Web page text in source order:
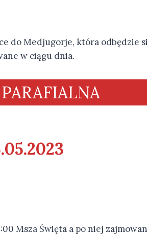
do Medjugorje, która odbędzie
w ciągu dnia.
Msza Święta a po niej